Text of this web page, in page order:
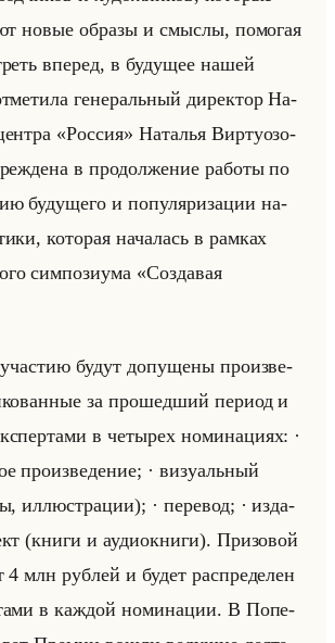
новые образы и смыслы, помогая
вперед, в будущее нашей
ге­не­ральный ди­рек­тор На­
«Россия» На­та­лья Вир­ту­озо­
в про­дол­же­ние ра­бо­ты по
бу­ду­ще­го и по­пу­ля­ри­за­ции на­
ко­то­рая на­ча­лась в рам­ках
сим­по­зи­ума «Создавая
будут до­пу­ще­ны про­из­ве­
за про­шед­ший пе­ри­од и
в че­ты­рех но­ми­на­ци­ях: ·
про­из­ве­де­ние; · ви­зу­альный
ил­лю­стра­ции); · пе­ре­вод; · из­да­
(книги и аудиок­ни­ги). При­зо­вой
4 млн руб­лей и будет рас­пре­де­лен
в каж­дой но­ми­на­ции. В По­пе­